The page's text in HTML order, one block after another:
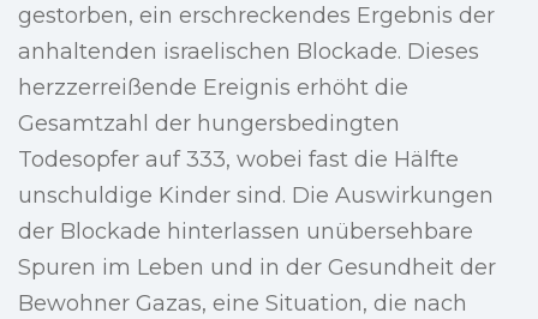
gestorben, ein erschreckendes Ergebnis der
anhaltenden israelischen Blockade. Dieses
herzzerreißende Ereignis erhöht die
Gesamtzahl der hungersbedingten
Todesopfer auf 333, wobei fast die Hälfte
unschuldige Kinder sind. Die Auswirkungen
der Blockade hinterlassen unübersehbare
Spuren im Leben und in der Gesundheit der
Bewohner Gazas, eine Situation, die nach